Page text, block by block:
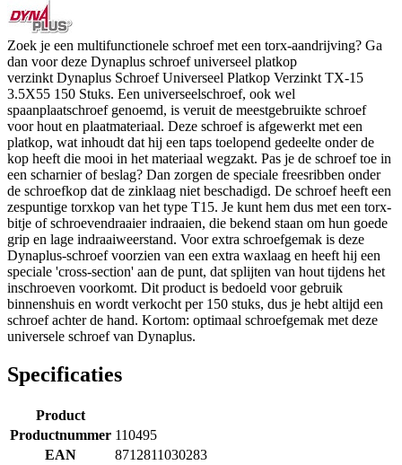
Zoek je een multifunctionele schroef met een torx-aandrijving? Ga
dan voor deze Dynaplus schroef universeel platkop
verzinkt Dynaplus Schroef Universeel Platkop Verzinkt TX-15
3.5X55 150 Stuks. Een universeelschroef, ook wel
spaanplaatschroef genoemd, is veruit de meestgebruikte schroef
voor hout en plaatmateriaal. Deze schroef is afgewerkt met een
platkop, wat inhoudt dat hij een taps toelopend gedeelte onder de
kop heeft die mooi in het materiaal wegzakt. Pas je de schroef toe in
een scharnier of beslag? Dan zorgen de speciale freesribben onder
de schroefkop dat de zinklaag niet beschadigd. De schroef heeft een
zespuntige torxkop van het type T15. Je kunt hem dus met een torx-
bitje of schroevendraaier indraaien, die bekend staan om hun goede
grip en lage indraaiweerstand. Voor extra schroefgemak is deze
Dynaplus-schroef voorzien van een extra waxlaag en heeft hij een
speciale 'cross-section' aan de punt, dat splijten van hout tijdens het
inschroeven voorkomt. Dit product is bedoeld voor gebruik
binnenshuis en wordt verkocht per 150 stuks, dus je hebt altijd een
schroef achter de hand. Kortom: optimaal schroefgemak met deze
universele schroef van Dynaplus.
Specificaties
Product
Productnummer 110495
EAN
8712811030283